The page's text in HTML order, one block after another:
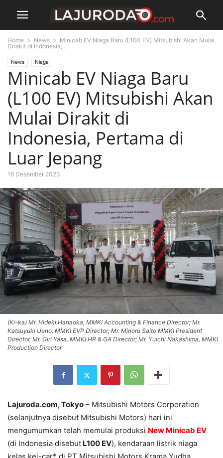
Home News
Minicab EV Niaga Baru (L100 EV) Mitsubishi Akan Mulai
Dirakit di Indonesia,...
News Niaga
Minicab EV Niaga Baru
(L100 EV) Mitsubishi Akan
Mulai Dirakit di
Indonesia, Pertama di
Luar Jepang
16 Desember 2023
(Ki-ka) Mr. Hideki Hanaoka, MMKI Accounting & Finance Director; Mr.
Katsuyuki Ueno, MMKI EVP Director; Mr. Minoru Saito MMKI President
Director, Mr. Giri Yasa, MMKI HR & GA Director; Mr. Yuichi Nakashima, MMKI
Production Director
Lajuroda.com, Tokyo – Mitsubishi Motors Corporation
(selanjutnya disebut Mitsubishi Motors) hari ini
mengumumkan telah memulai produksi New Minicab EV
(di Indonesia disebut L100 EV), kendaraan listrik niaga